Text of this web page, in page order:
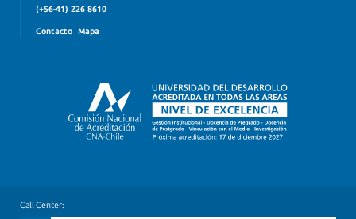
(+56-41) 226 8610
Contacto Mapa
Call Center: